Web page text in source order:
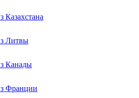
Казахстана
Литвы
Канады
Франции